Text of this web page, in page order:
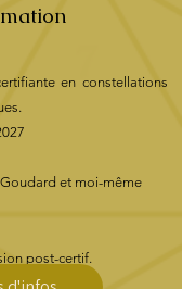
en constellations
et moi-même
post-certif.